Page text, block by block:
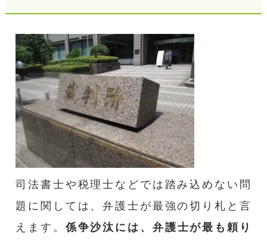
司法書士や税理士などでは踏み込めない問
題に関しては、弁護士が最強の切り札と言
えます。 係争沙汰には、弁護士が最も頼り